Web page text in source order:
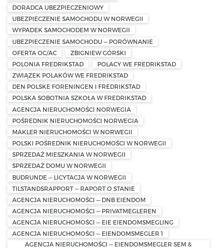
DORADCA UBEZPIECZENIOWY
UBEZPIECZENIE SAMOCHODU W NORWEGII
WYPADEK SAMOCHODEM W NORWEGII
UBEZPIECZENIE SAMOCHODU — PORÓWNANIE
OFERTA OC/AC
ZBIGNIEW GÓRSKI
POLONIA FREDRIKSTAD
POLACY WE FREDRIKSTAD
ZWIĄZEK POLAKÓW WE FREDRIKSTAD
DEN POLSKE FORENINGEN I FREDRIKSTAD
POLSKA SOBOTNIA SZKOŁA W FREDRIKSTAD
AGENCJA NIERUCHOMOŚCI NORWEGIA
POŚREDNIK NIERUCHOMOŚCI NORWEGIA
MAKLER NIERUCHOMOŚCI W NORWEGII
POLSKI POŚREDNIK NIERUCHOMOŚCI W NORWEGII
SPRZEDAŻ MIESZKANIA W NORWEGII
SPRZEDAŻ DOMU W NORWEGII
BUDRUNDE — LICYTACJA W NORWEGII
TILSTANDSRAPPORT — RAPORT O STANIE
AGENCJA NIERUCHOMOŚCI — DNB EIENDOM
AGENCJA NIERUCHOMOŚCI — PRIVATMEGLEREN
AGENCJA NIERUCHOMOŚCI — EIE EIENDOMSMEGLING
AGENCJA NIERUCHOMOŚCI — EIENDOMSMEGLER 1
AGENCJA NIERUCHOMOŚCI — EIENDOMSMEGLER SEM &